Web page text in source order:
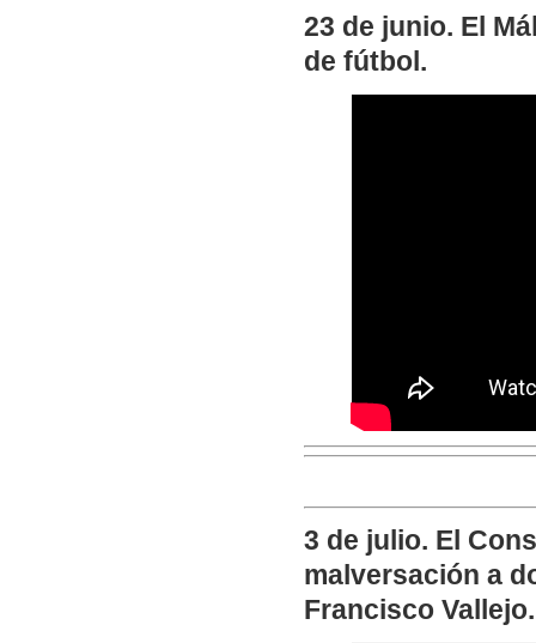
23 de junio. El
de fútbol.
3 de julio. El
malversación a
Francisco Vallejo.